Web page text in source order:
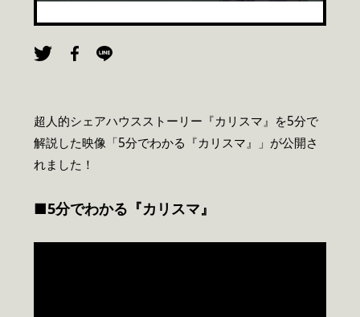
超人的シェアハウスストーリー『カリスマ』を5分で
解説した映像「5分でわかる『カリスマ』」が公開さ
れました！
■5分でわかる『カリスマ』